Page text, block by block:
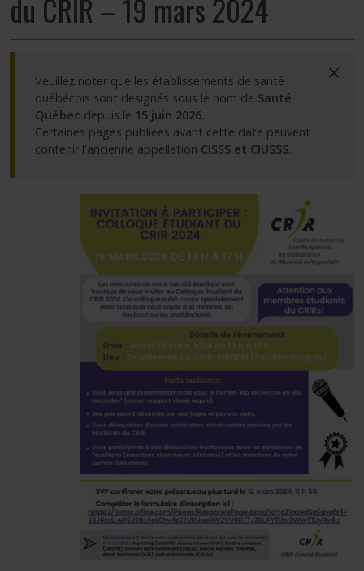
Partageons nos savoirs
Éthique
Nous joindre
Plan du site
Accessibilité
Espace membre
du CRIR – 19 mars 2024
Veuillez noter que les établissements de santé
québécois sont désignés sous le nom de Santé
Québec depuis le 15 juin 2026.
Certaines pages publiées avant cette date peuvent
contenir l'ancienne appellation CISSS et CIUSSS.
×